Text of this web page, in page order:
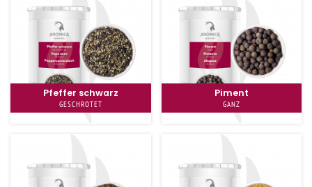
Pfeffer schwarz
GESCHROTET
Piment
GANZ